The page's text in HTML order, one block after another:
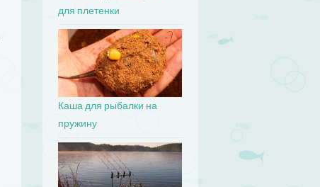
для плетенки
Каша для рыбалки на
пружину